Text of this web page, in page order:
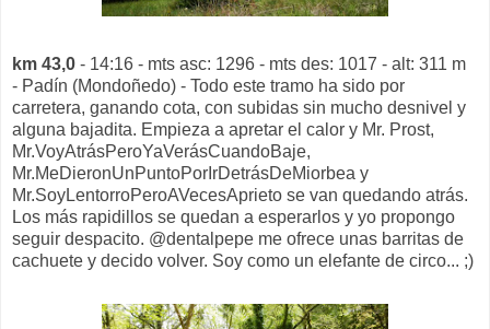
km 43,0 - 14:16 - mts asc: 1296 - mts des: 1017 - alt: 311 m
- Padín (Mondoñedo) - Todo este tramo ha sido por
carretera, ganando cota, con subidas sin mucho desnivel y
alguna bajadita. Empieza a apretar el calor y Mr. Prost,
Mr.VoyAtrásPeroYaVerásCuandoBaje,
Mr.MeDieronUnPuntoPorIrDetrásDeMiorbea y
Mr.SoyLentorroPeroAVecesAprieto se van quedando atrás.
Los más rapidillos se quedan a esperarlos y yo propongo
seguir despacito. @dentalpepe me ofrece unas barritas de
cachuete y decido volver. Soy como un elefante de circo... ;)